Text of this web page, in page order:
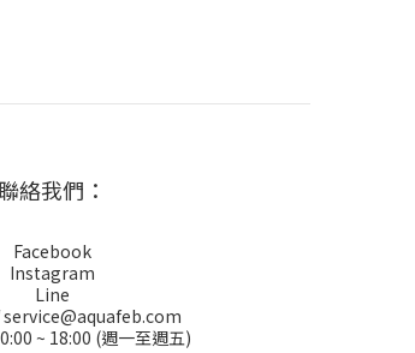
絡我們：
Facebook
Instagram
Line
service@aquafeb.com
~ 18:00 (週一至週五)